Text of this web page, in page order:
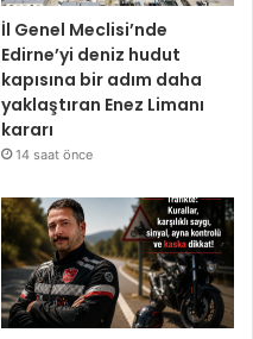
İl Genel Meclisi’nde
Edirne’yi deniz hudut
kapısına bir adım daha
yaklaştıran Enez Limanı
kararı
14 saat önce